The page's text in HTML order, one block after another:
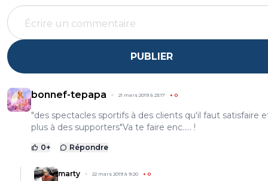
PUBLIER
bonnef-tepapa 21 mars 2019 à 23:17 + 0
"des spectacles sportifs à des clients qu'il faut satisfaire
plus à des supporters"Va te faire enc..... !
0+ Répondre
marty 22 mars 2019 à 9:20 + 0